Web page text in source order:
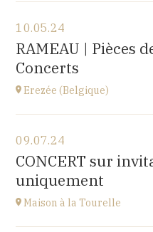
EHPAD du Centre
1 avenue du Président
DAMES
10.05.24
RAMEAU | Pièces
Concerts
Erezée (Belgique)
Chapelle de Fisenne
Rue de l'Église, 6997
at11H
Go to site
09.07.24
CONCERT sur
uniquement
Maison à la Tourelle